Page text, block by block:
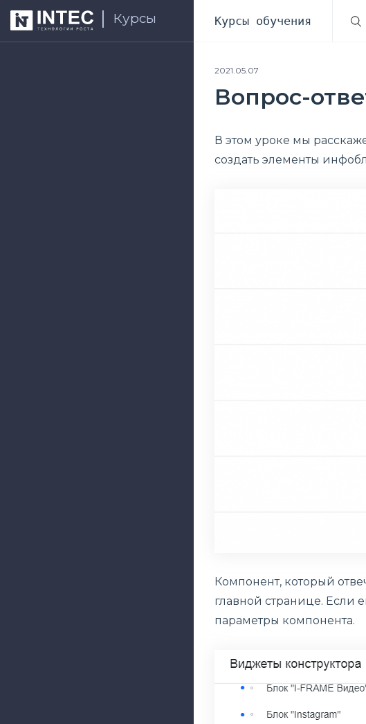
Курсы Курсы обучения
2021.05.07
Вопрос-
В этом уроке мы
создать элементы
Компонент, который
главной странице. Если
параметры компонента.